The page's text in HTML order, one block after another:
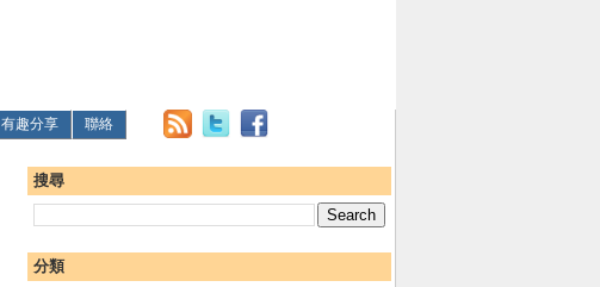
有趣分享 聯絡
搜尋
分類